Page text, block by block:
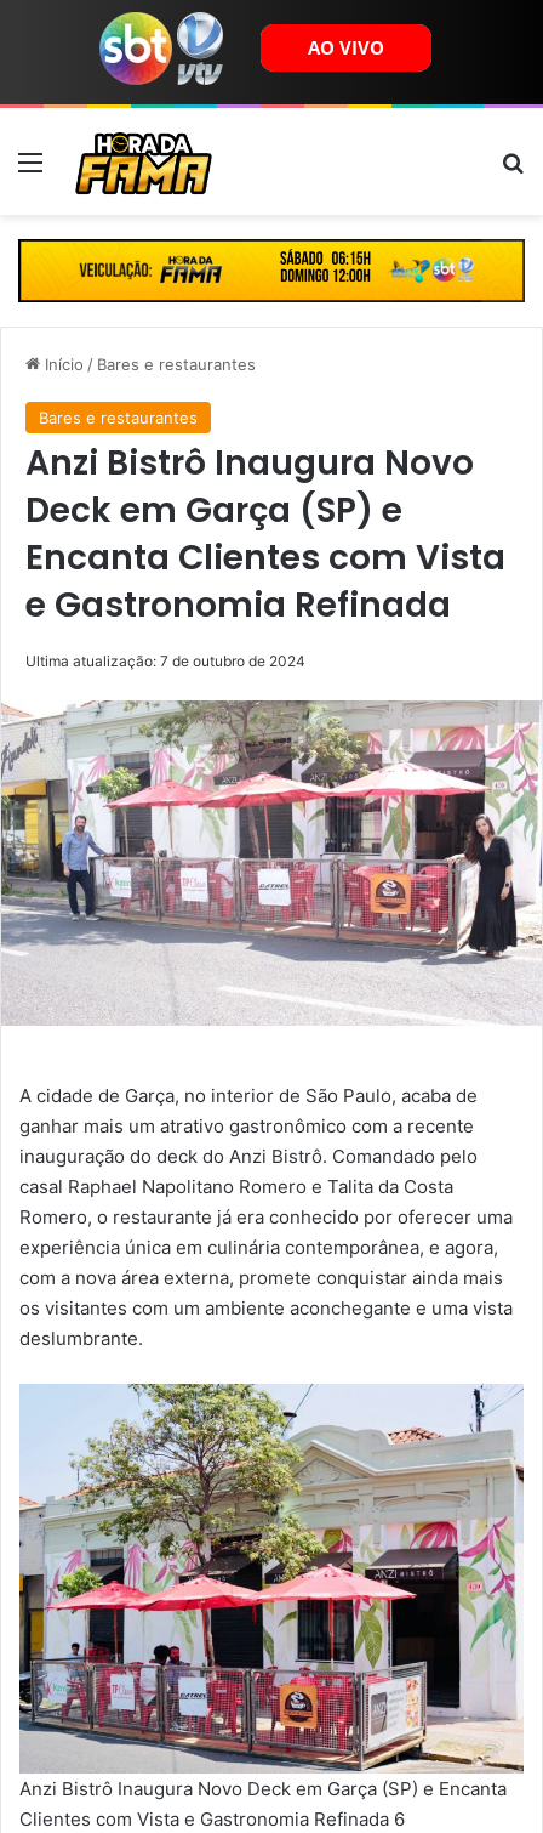
Menu
Início / Bares e restaurantes
Bares e restaurantes
Anzi Bistrô Inaugura Novo
Deck em Garça (SP) e
Encanta Clientes com Vista
e Gastronomia Refinada
Ultima atualização: 7 de outubro de 2024
A cidade de Garça, no interior de São Paulo, acaba de
ganhar mais um atrativo gastronômico com a recente
inauguração do deck do Anzi Bistrô. Comandado pelo
casal Raphael Napolitano Romero e Talita da Costa
Romero, o restaurante já era conhecido por oferecer uma
experiência única em culinária contemporânea, e agora,
com a nova área externa, promete conquistar ainda mais
os visitantes com um ambiente aconchegante e uma vista
deslumbrante.
Anzi Bistrô Inaugura Novo Deck em Garça (SP) e Encanta
Clientes com Vista e Gastronomia Refinada 6